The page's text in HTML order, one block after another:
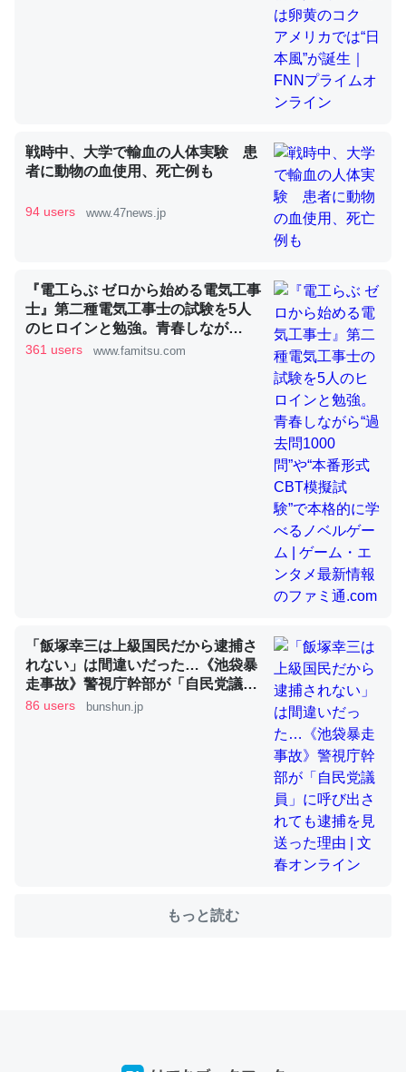
論文では「淡水はカルシウムも酸素も不足してて両方に不
いる鋏角類（カブトガニ・ウミグモ）はカルシウムを使わ
ずキチンを強化してる筈だが、酵素が違うのか？
─ニュース :: 【研究発表】昆虫学の大問題＝「昆虫はなぜ海にいな
これを元に考えるとカルシウムを大量に使う脊椎動物と貝
類は苦労してるんだな…。腹足類だと殻を無くしてナメク
─ニュース :: 【研究発表】昆虫学の大問題＝「昆虫はなぜ海にいな
ウチもEchoを実家に置いて４年。でたまに覗いてる。ぼ
ちぼちRingも置こうかと画策中。あと、Googleマップで
位置情報を共有してる。電池残量や充電中かが分かるので
ちょうど同じ理由でEcho Show 8を設定中でした。Prime
とかSpotifyを支払う孝行もできる。一生で親と会える残
り時間を日数にすると1週間とかの人が多いそうだけど、
それを実質100倍以上に伸ばす効果があるはず……
─たまにLINEするくらいだった遠方の父67歳と僕。ITツール導入で
コミュニケーションが劇的に変化した｜tayorini by LIFULL介護
戦時中、大学で輸血の人体実験 患
者に動物の血使用、死亡例も
94 users www.47news.jp
『電工らぶ ゼロから始める電気工事
士』第二種電気工事士の試験を5人
のヒロインと勉強。青春しなが
ら“過去問1000問”や“本番形式CBT
361 users www.famitsu.com
「飯塚幸三は上級国民だから逮捕さ
れない」は間違いだった…《池袋暴
走事故》警視庁幹部が「自民党議
員」に呼び出されても逮捕を見送っ
86 users bunshun.jp
もっと読む